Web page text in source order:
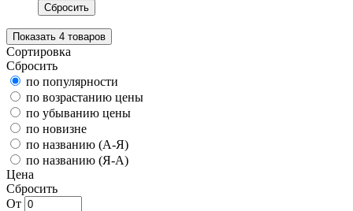
Сбросить
Показать 4 товаров
Сортировка
Сбросить
по популярности
по возрастанию цены
по убыванию цены
по новизне
по названию (А-Я)
по названию (Я-А)
Цена
Сбросить
От